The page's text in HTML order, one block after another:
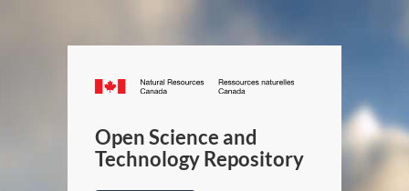
Canada.ca
/
Canada
Open Science and
Technology Repository